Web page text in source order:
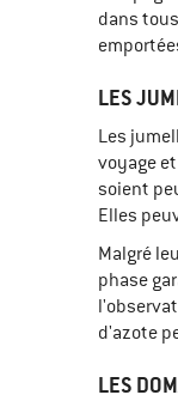
dans
LES
Les
voyage
soient
Elles
Malgré
phase
d'azote
LES